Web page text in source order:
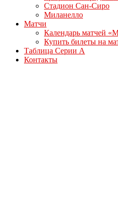
Стадион Сан-Сиро
Миланелло
Матчи
Календарь матчей
Купить билеты на
Таблица Серии А
Контакты